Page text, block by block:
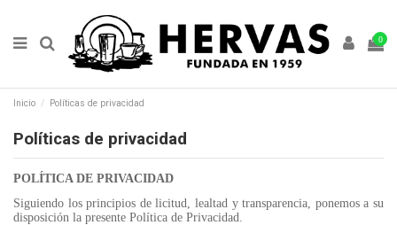
0
Inicio Políticas de privacidad
Políticas de privacidad
POLÍTICA DE PRIVACIDAD
Siguiendo los principios de licitud, lealtad y transparencia, ponemos a su
disposición la presente Política de Privacidad.